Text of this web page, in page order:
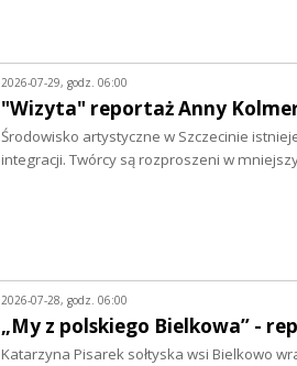
2026-07-29, godz. 06:00
"Wizyta" reportaż Anny Kolmer
Środowisko artystyczne w Szczecinie
integracji. Twórcy są rozproszeni w
2026-07-28, godz. 06:00
„My z polskiego Bielkowa” -
Katarzyna Pisarek sołtyska wsi Bielkowo